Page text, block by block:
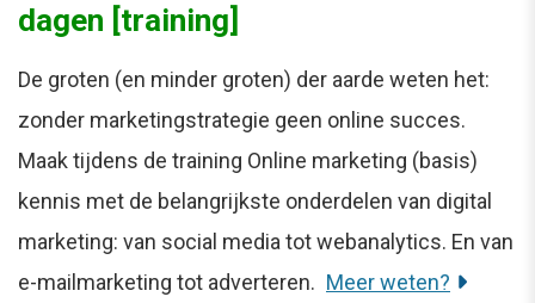
dagen [training]
De groten (en minder groten) der aarde weten het:
zonder marketingstrategie geen online succes.
Maak tijdens de training Online marketing (basis)
kennis met de belangrijkste onderdelen van digital
marketing: van social media tot webanalytics. En van
e-mailmarketing tot adverteren. Meer weten?